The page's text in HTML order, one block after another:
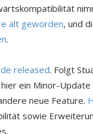
alt geworden, und
.
released. Folgt
ein Minor-
neue Feature.
sowie